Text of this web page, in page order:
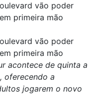
vão poder
primeira mão
vão poder
primeira mão
acontece de quinta a
oferecendo a
jogarem o novo